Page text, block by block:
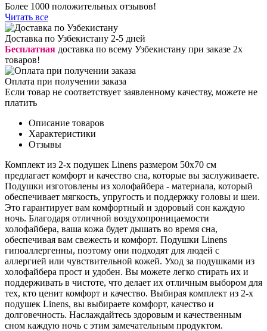
Более 1000 положительных отзывов!
Читать все
Доставка по Узбекистану 2-5 дней
Бесплатная доставка по всему Узбекистану при заказе 2х
товаров!
Оплата при получении заказа
Если товар не соответствует заявленному качеству, можете не
платить
Описание товаров
Характеристики
Отзывы
Комплект из 2-х подушек Linens размером 50x70 см
предлагает комфорт и качество сна, которые вы заслуживаете.
Подушки изготовлены из холофайбера - материала, который
обеспечивает мягкость, упругость и поддержку головы и шеи.
Это гарантирует вам комфортный и здоровый сон каждую
ночь. Благодаря отличной воздухопроницаемости
холофайбера, ваша кожа будет дышать во время сна,
обеспечивая вам свежесть и комфорт. Подушки Linens
гипоаллергенны, поэтому они подходят для людей с
аллергией или чувствительной кожей. Уход за подушками из
холофайбера прост и удобен. Вы можете легко стирать их и
поддерживать в чистоте, что делает их отличным выбором для
тех, кто ценит комфорт и качество. Выбирая комплект из 2-х
подушек Linens, вы выбираете комфорт, качество и
долговечность. Наслаждайтесь здоровым и качественным
сном каждую ночь с этим замечательным продуктом.